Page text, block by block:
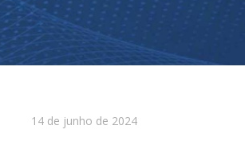
14 de junho de 2024